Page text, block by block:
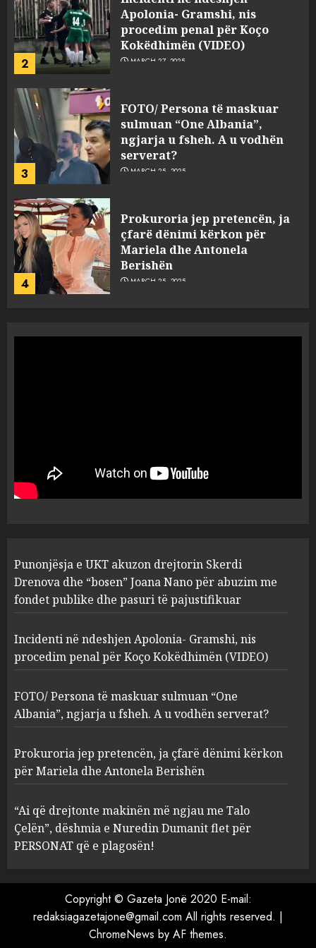
2
Apolonia- Gramshi, nis
procedim penal për Koço
Kokëdhimën (VIDEO)
MARCH 27, 2025
3
FOTO/ Persona të maskuar
sulmuan “One Albania”,
ngjarja u fsheh. A u vodhën
serverat?
MARCH 25, 2025
4
Prokuroria jep pretencën, ja
çfarë dënimi kërkon për
Mariela dhe Antonela
Berishën
MARCH 25, 2025
1
“bosen” Joana Nano për
abuzim me fondet publike dhe
pasuri të pajustifikuar
2
Apolonia- Gramshi, nis
procedim penal për Koço
Kokëdhimën (VIDEO)
MARCH 27, 2025
3
FOTO/ Persona të maskuar
sulmuan “One Albania”,
ngjarja u fsheh. A u vodhën
serverat?
MARCH 25, 2025
4
Prokuroria jep pretencën, ja
çfarë dënimi kërkon për
Berishën
MARCH 25, 2025
ngjau me Talo Çelën”,
dëshmia e Nuredin Dumanit
flet për PERSONAT që e
plagosën!
Punonjësja e UKT akuzon drejtorin Skerdi
Drenova dhe “bosen” Joana Nano për abuzim me
fondet publike dhe pasuri të pajustifikuar
Incidenti në ndeshjen Apolonia- Gramshi, nis
procedim penal për Koço Kokëdhimën (VIDEO)
FOTO/ Persona të maskuar sulmuan “One
Albania”, ngjarja u fsheh. A u vodhën serverat?
Prokuroria jep pretencën, ja çfarë dënimi kërkon
për Mariela dhe Antonela Berishën
“Ai që drejtonte makinën më ngjau me Talo
Çelën”, dëshmia e Nuredin Dumanit flet për
PERSONAT që e plagosën!
Copyright © Gazeta Jonë 2020 E-mail:
redaksiagazetajone@gmail.com All rights reserved. |
ChromeNews by AF themes.